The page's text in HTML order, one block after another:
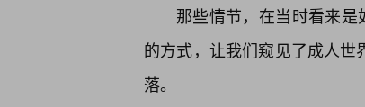
那些情节，在当时看来是
的方式，让我们窥见了成人
落。